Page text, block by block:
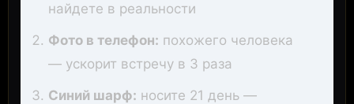
найдете в реальности
Фото в телефон: похожего человека
— ускорит встречу в 3 раза
Синий шарф: носите 21 день —